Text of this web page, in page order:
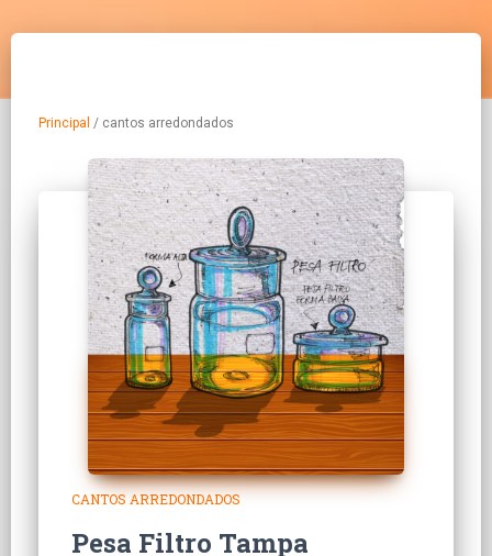
Principal / cantos arredondados
CANTOS ARREDONDADOS
Pesa Filtro Tampa